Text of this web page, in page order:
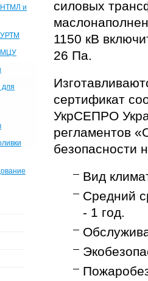
силовых
1150 кВ
26 Па.
сертификат
УкрСЕПРО
регламентов
безопасности
Вид
Средний
- 1 год.
НТМЛ и
МЦУ
для